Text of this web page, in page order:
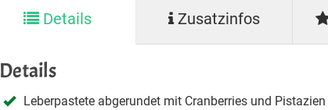
Details Zusatzinfos
Details
Leberpastete abgerundet mit Cranberries und Pistazien